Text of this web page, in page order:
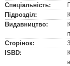
Спеціальність:
Підрозділ:
Видавництво:
Сторінок:
3
ISBD: